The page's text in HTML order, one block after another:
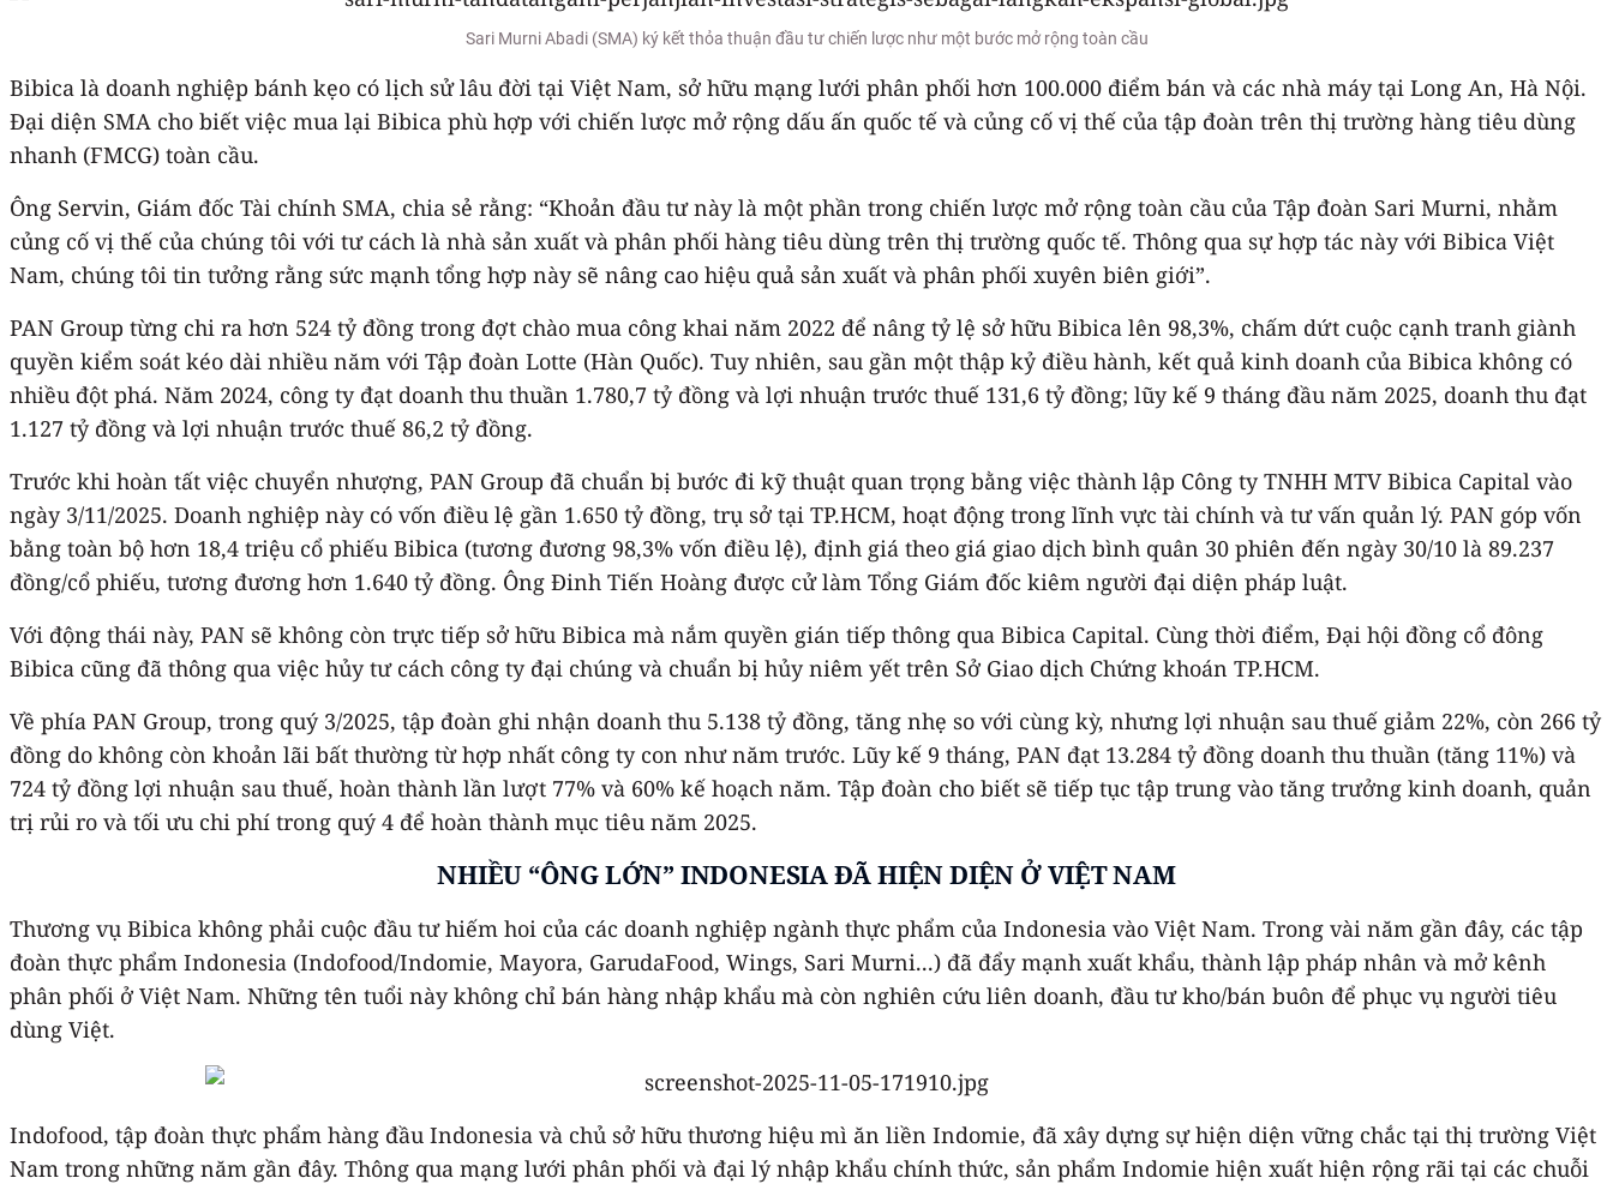
Sari Murni Abadi (SMA) ký kết thỏa thuận đầu tư chiến lược như một bước mở rộng toàn cầu
Bibica là doanh nghiệp bánh kẹo có lịch sử lâu đời tại Việt Nam, sở hữu mạng lưới phân phối hơn 100.000 điểm bán và các nhà máy tại Long An, Hà Nội.
Đại diện SMA cho biết việc mua lại Bibica phù hợp với chiến lược mở rộng dấu ấn quốc tế và củng cố vị thế của tập đoàn trên thị trường hàng tiêu dùng
nhanh (FMCG) toàn cầu.
Ông Servin, Giám đốc Tài chính SMA, chia sẻ rằng: “Khoản đầu tư này là một phần trong chiến lược mở rộng toàn cầu của Tập đoàn Sari Murni, nhằm
củng cố vị thế của chúng tôi với tư cách là nhà sản xuất và phân phối hàng tiêu dùng trên thị trường quốc tế. Thông qua sự hợp tác này với Bibica Việt
Nam, chúng tôi tin tưởng rằng sức mạnh tổng hợp này sẽ nâng cao hiệu quả sản xuất và phân phối xuyên biên giới”.
PAN Group từng chi ra hơn 524 tỷ đồng trong đợt chào mua công khai năm 2022 để nâng tỷ lệ sở hữu Bibica lên 98,3%, chấm dứt cuộc cạnh tranh giành
quyền kiểm soát kéo dài nhiều năm với Tập đoàn Lotte (Hàn Quốc). Tuy nhiên, sau gần một thập kỷ điều hành, kết quả kinh doanh của Bibica không có
nhiều đột phá. Năm 2024, công ty đạt doanh thu thuần 1.780,7 tỷ đồng và lợi nhuận trước thuế 131,6 tỷ đồng; lũy kế 9 tháng đầu năm 2025, doanh thu đạt
1.127 tỷ đồng và lợi nhuận trước thuế 86,2 tỷ đồng.
Trước khi hoàn tất việc chuyển nhượng, PAN Group đã chuẩn bị bước đi kỹ thuật quan trọng bằng việc thành lập Công ty TNHH MTV Bibica Capital vào
ngày 3/11/2025. Doanh nghiệp này có vốn điều lệ gần 1.650 tỷ đồng, trụ sở tại TP.HCM, hoạt động trong lĩnh vực tài chính và tư vấn quản lý. PAN góp vốn
bằng toàn bộ hơn 18,4 triệu cổ phiếu Bibica (tương đương 98,3% vốn điều lệ), định giá theo giá giao dịch bình quân 30 phiên đến ngày 30/10 là 89.237
đồng/cổ phiếu, tương đương hơn 1.640 tỷ đồng. Ông Đinh Tiến Hoàng được cử làm Tổng Giám đốc kiêm người đại diện pháp luật.
Với động thái này, PAN sẽ không còn trực tiếp sở hữu Bibica mà nắm quyền gián tiếp thông qua Bibica Capital. Cùng thời điểm, Đại hội đồng cổ đông
Bibica cũng đã thông qua việc hủy tư cách công ty đại chúng và chuẩn bị hủy niêm yết trên Sở Giao dịch Chứng khoán TP.HCM.
Về phía PAN Group, trong quý 3/2025, tập đoàn ghi nhận doanh thu 5.138 tỷ đồng, tăng nhẹ so với cùng kỳ, nhưng lợi nhuận sau thuế giảm 22%, còn 266 tỷ
đồng do không còn khoản lãi bất thường từ hợp nhất công ty con như năm trước. Lũy kế 9 tháng, PAN đạt 13.284 tỷ đồng doanh thu thuần (tăng 11%) và
724 tỷ đồng lợi nhuận sau thuế, hoàn thành lần lượt 77% và 60% kế hoạch năm. Tập đoàn cho biết sẽ tiếp tục tập trung vào tăng trưởng kinh doanh, quản
trị rủi ro và tối ưu chi phí trong quý 4 để hoàn thành mục tiêu năm 2025.
NHIỀU “ÔNG LỚN” INDONESIA ĐÃ HIỆN DIỆN Ở VIỆT NAM
Thương vụ Bibica không phải cuộc đầu tư hiếm hoi của các doanh nghiệp ngành thực phẩm của Indonesia vào Việt Nam. Trong vài năm gần đây, các tập
đoàn thực phẩm Indonesia (Indofood/Indomie, Mayora, GarudaFood, Wings, Sari Murni...) đã đẩy mạnh xuất khẩu, thành lập pháp nhân và mở kênh
phân phối ở Việt Nam. Những tên tuổi này không chỉ bán hàng nhập khẩu mà còn nghiên cứu liên doanh, đầu tư kho/bán buôn để phục vụ người tiêu
dùng Việt.
Indofood, tập đoàn thực phẩm hàng đầu Indonesia và chủ sở hữu thương hiệu mì ăn liền Indomie, đã xây dựng sự hiện diện vững chắc tại thị trường Việt
Nam trong những năm gần đây. Thông qua mạng lưới phân phối và đại lý nhập khẩu chính thức, sản phẩm Indomie hiện xuất hiện rộng rãi tại các chuỗi